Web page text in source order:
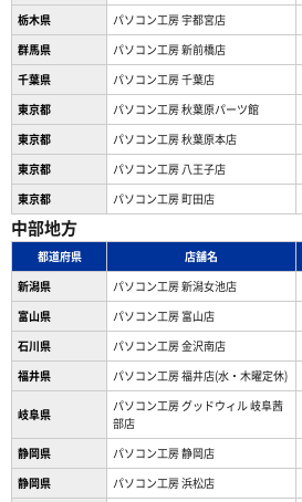
栃木県
パソコン工房 宇都宮店
群馬県
パソコン工房 新前橋店
千葉県
パソコン工房 千葉店
東京都
パソコン工房 秋葉原パーツ館
東京都
パソコン工房 秋葉原本店
東京都
パソコン工房 八王子店
東京都
パソコン工房 町田店
中部地方
都道府県 店舗名
新潟県
パソコン工房 新潟女池店
富山県
パソコン工房 富山店
石川県
パソコン工房 金沢南店
福井県
パソコン工房 福井店(水・木曜定休)
岐阜県
パソコン工房 グッドウィル 岐阜茜
部店
静岡県 パソコン工房 静岡店
静岡県
パソコン工房 浜松店